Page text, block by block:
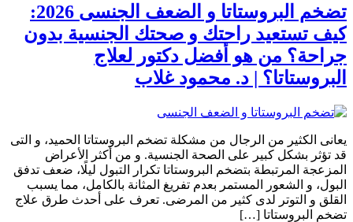
تضخم البروستاتا و الضعف الجنسى 2026:
كيف تستعيد راحتك و صحتك الجنسية بدون
جراحة؟ من هو أفضل دكتور لعلاج
البروستاتا؟ | د. محمود غلاب
يعانى الكثير من الرجال من مشكلة تضخم البروستاتا الحميد، و التى
قد تؤثر بشكل كبير على الصحة الجنسية. و من أكثر الأعراض
المزعجة المرتبطة بتضخم البروستاتا تكرار التبول ليلًا، ضعف تدفق
البول، و الشعور المستمر بعدم تفريغ المثانة بالكامل، مما يسبب
القلق و التوتر لدى كثير من المرضى. تعرف على أحدث طرق علاج
تضخم البروستاتا […]